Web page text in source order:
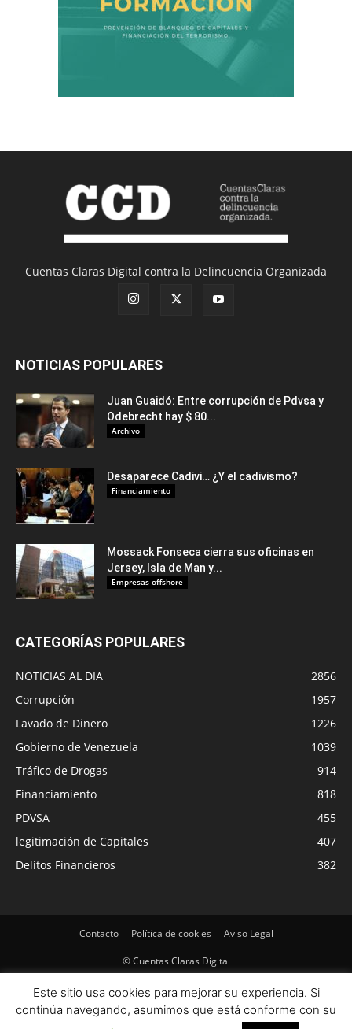
Cuentas Claras Digital contra la Delincuencia Organizada
NOTICIAS POPULARES
Juan Guaidó: Entre corrupción de Pdvsa y
Odebrecht hay $ 80...
Archivo
Desaparece Cadivi… ¿Y el cadivismo?
Financiamiento
Mossack Fonseca cierra sus oficinas en
Jersey, Isla de Man y...
Empresas offshore
CATEGORÍAS POPULARES
NOTICIAS AL DIA
2856
Corrupción
1957
Lavado de Dinero
1226
Gobierno de Venezuela
1039
Tráfico de Drogas
914
Financiamiento
818
PDVSA
455
legitimación de Capitales
407
Delitos Financieros
382
Contacto Política de cookies Aviso Legal
© Cuentas Claras Digital
Este sitio usa cookies para mejorar su experiencia. Si
continúa navegando, asumimos que está conforme con su